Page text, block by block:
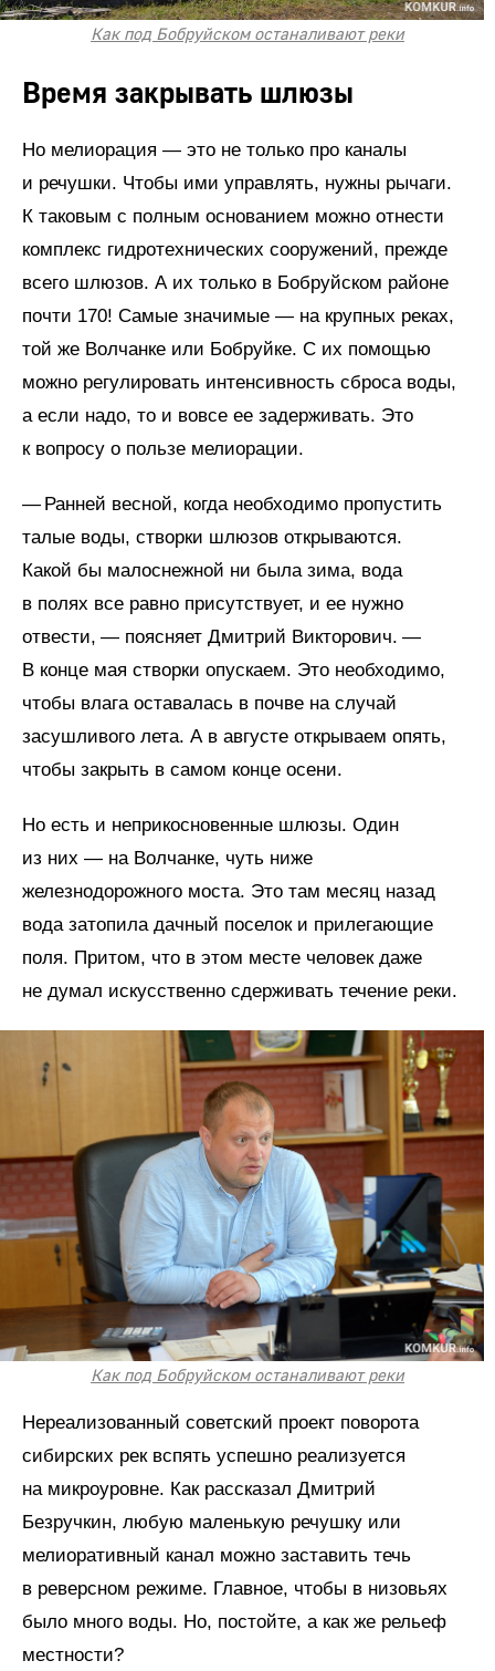
Как под Бобруйском останаливают реки
Время закрывать шлюзы
Но мелиорация — это не только про каналы
и речушки. Чтобы ими управлять, нужны рычаги.
К таковым с полным основанием можно отнести
комплекс гидротехнических сооружений, прежде
всего шлюзов. А их только в Бобруйском районе
почти 170! Самые значимые — на крупных реках,
той же Волчанке или Бобруйке. С их помощью
можно регулировать интенсивность сброса воды,
а если надо, то и вовсе ее задерживать. Это
к вопросу о пользе мелиорации.
— Ранней весной, когда необходимо пропустить
талые воды, створки шлюзов открываются.
Какой бы малоснежной ни была зима, вода
в полях все равно присутствует, и ее нужно
отвести, — поясняет Дмитрий Викторович. —
В конце мая створки опускаем. Это необходимо,
чтобы влага оставалась в почве на случай
засушливого лета. А в августе открываем опять,
чтобы закрыть в самом конце осени.
Но есть и неприкосновенные шлюзы. Один
из них — на Волчанке, чуть ниже
железнодорожного моста. Это там месяц назад
вода затопила дачный поселок и прилегающие
поля. Притом, что в этом месте человек даже
не думал искусственно сдерживать течение реки.
Как под Бобруйском останаливают реки
Нереализованный советский проект поворота
сибирских рек вспять успешно реализуется
на микро­уровне. Как рассказал Дмитрий
Безручкин, любую маленькую речушку или
мелиоративный канал можно заставить течь
в реверсном режиме. Главное, чтобы в низовьях
было много воды. Но, постойте, а как же рельеф
местности?